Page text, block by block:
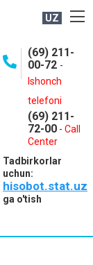
UZ
(69) 211-
00-72 -
Ishonch
telefoni
(69) 211-
72-00 - Call
Center
Tadbirkorlar
uchun:
hisobot.stat.uz
ga o'tish